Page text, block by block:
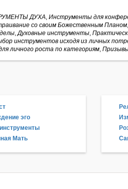
ДУХА, Инструменты для
со своим Божественным Планом,
,Духовные инструменты,
инструментов исходя из личных
личного роста по категориям,
эго
Мать